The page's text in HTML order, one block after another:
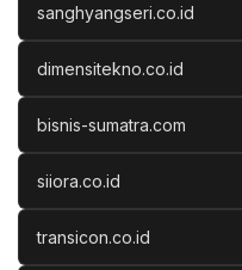
sanghyangseri.co.id
dimensitekno.co.id
bisnis-sumatra.com
siiora.co.id
transicon.co.id